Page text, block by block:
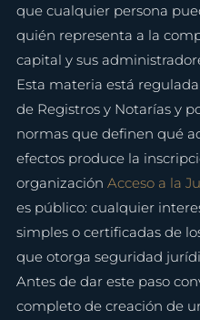
que cualquier persona
quién representa a la
capital y sus
Esta materia está
de Registros y Notarías y
normas que definen qué
efectos produce la
organización Acceso a la
es público: cualquier
simples o certificadas de
que otorga seguridad
Antes de dar este paso
completo de creación de